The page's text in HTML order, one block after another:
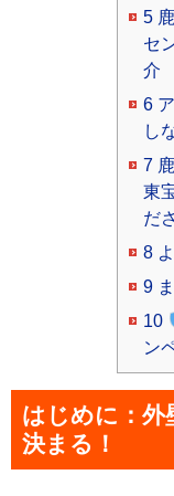
5
セ
介
6
し
7
東
だ
8
9
10
ン
はじめに：外
決まる！